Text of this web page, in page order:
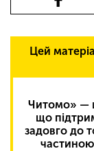
Цей
Читомо» —
що
задовго до
частиною